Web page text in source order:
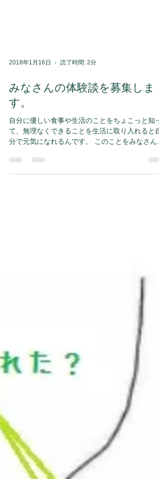
2018年1月16日 読了時間: 2分
みなさんの体験談を募集しま
す。
自分に優しい食事や生活のことをちょこっと知っ
分で元気になれるんです。 このことをみなさん
知ってほしくて、治療で伝えて、もっと効率良く